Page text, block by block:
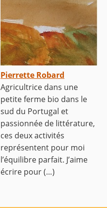
Pierrette Robard
Agricultrice dans une
petite ferme bio dans le
sud du Portugal et
passionnée de littérature,
ces deux activités
représentent pour moi
l’équilibre parfait. J’aime
écrire pour (…)